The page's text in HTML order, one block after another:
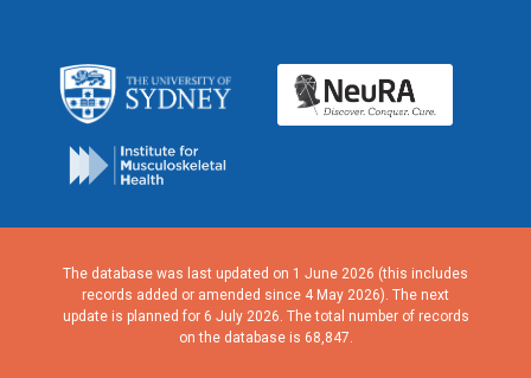
The database was last updated on 1 June 2026 (this includes
records added or amended since 4 May 2026). The next
update is planned for 6 July 2026. The total number of records
on the database is 68,847.